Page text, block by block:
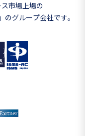
市場上場の
のグループ会社です。